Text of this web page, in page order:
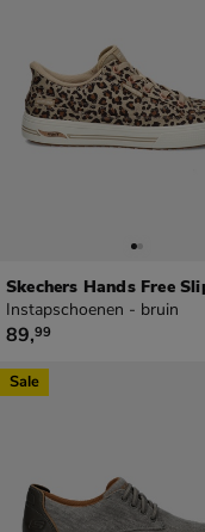
Instapschoenen - bruin
€ 89,99
89,99
Sale